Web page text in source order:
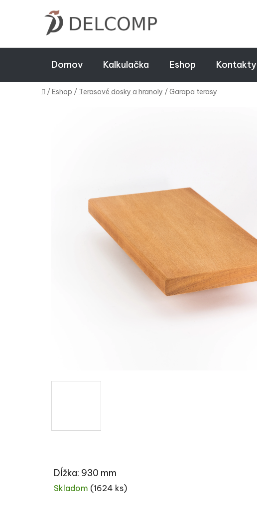
Domov Kalkulačka Eshop Kontakty
Domov
/Eshop / Terasové dosky a hranoly /Garapa terasy
Dĺžka: 930 mm
Skladom (1624 ks)